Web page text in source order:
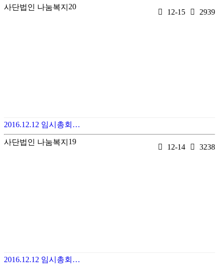
사단법인 나눔복지
12-15 2939
20
2016.12.12 임시총회…
사단법인 나눔복지
12-14 3238
19
2016.12.12 임시총회…